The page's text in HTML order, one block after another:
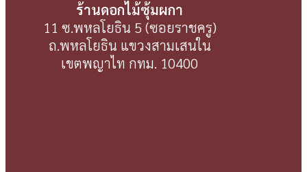
ร้านดอกไม้ซุ้มผกา
11 ซ.พหลโยธิน 5 (ซอยราชครู)
ถ.พหลโยธิน แขวงสามเสนใน
เขตพญาไท กทม. 10400